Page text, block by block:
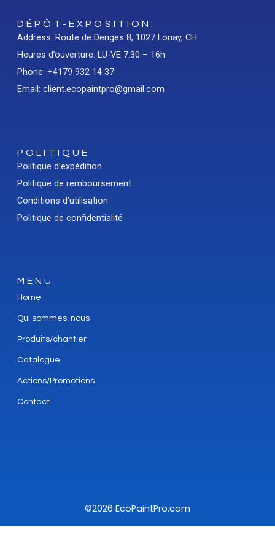
DÉPÔT-EXPOSITION:
Address: Route de Denges 8, 1027 Lonay, CH
Heures d’ouverture: LU-VE 7.30 – 16h
Phone: +4179 932 14 37
Email: client.ecopaintpro@gmail.com
POLITIQUE
Politique d’expédition
Politique de remboursement
Conditions d’utilisation
Politique de confidentialité
MENU
Home
Qui sommes-nous
Produits/chantier
Catalogue
Actions/Promotions
Contact
©2026 EcoPaintPro.com